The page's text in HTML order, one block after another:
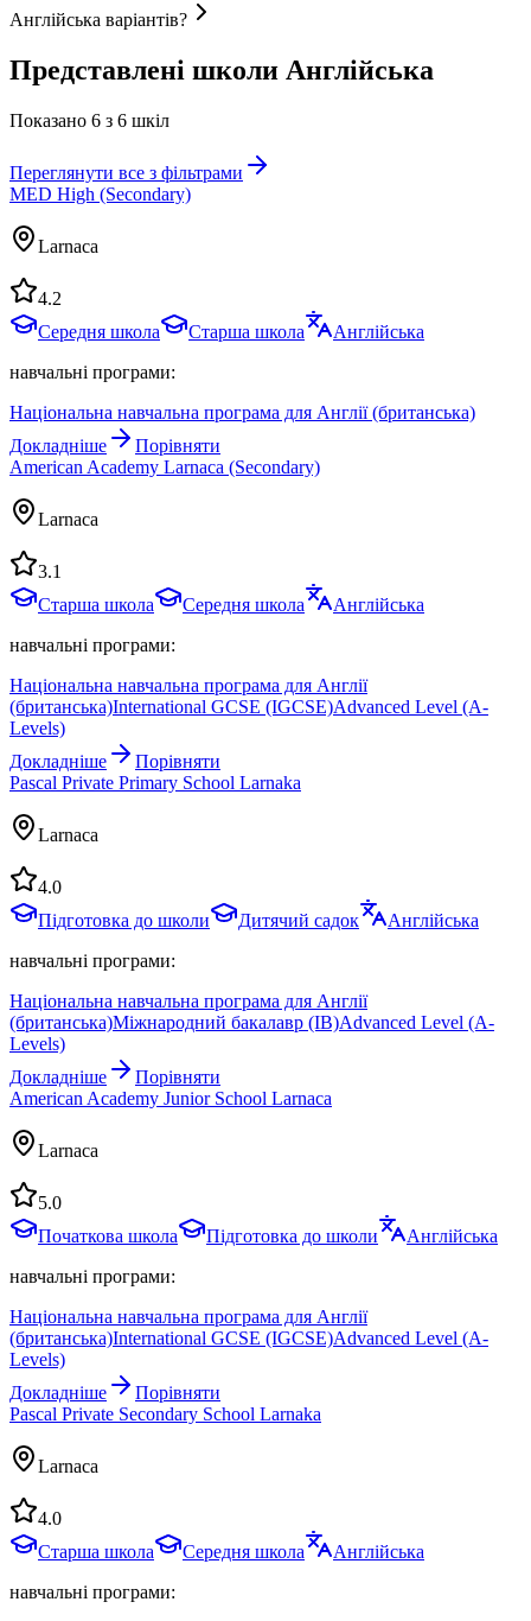
Англійська варіантів?
Представлені школи Англійська
Показано 6 з 6 шкіл
Переглянути все з фільтрами
MED High (Secondary)
Larnaca
4.2
Середня школа
Старша школа
Англійська
навчальні програми:
Національна навчальна програма для Англії (британська)
Докладніше
Порівняти
American Academy Larnaca (Secondary)
Larnaca
3.1
Старша школа
Середня школа
Англійська
навчальні програми:
Національна навчальна програма для Англії
(британська)International GCSE (IGCSE)Advanced Level (A-
Levels)
Докладніше
Порівняти
Pascal Private Primary School Larnaka
Larnaca
4.0
Підготовка до школи
Дитячий садок
Англійська
навчальні програми:
Національна навчальна програма для Англії
(британська)Міжнародний бакалавр (IB)Advanced Level (A-
Levels)
Докладніше
Порівняти
American Academy Junior School Larnaca
Larnaca
5.0
Початкова школа
Підготовка до школи
Англійська
навчальні програми:
Національна навчальна програма для Англії
(британська)International GCSE (IGCSE)Advanced Level (A-
Levels)
Докладніше
Порівняти
Pascal Private Secondary School Larnaka
Larnaca
4.0
Старша школа
Середня школа
Англійська
навчальні програми: